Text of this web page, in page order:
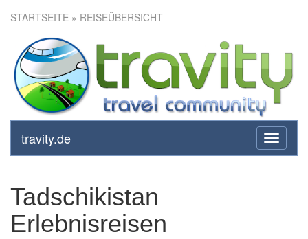
STARTSEITE » REISEÜBERSICHT
toggle
travity.de
Tadschikistan
Erlebnisreisen